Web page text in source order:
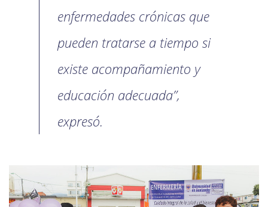
enfermedades crónicas que
pueden tratarse a tiempo si
existe acompañamiento y
educación adecuada”,
expresó.